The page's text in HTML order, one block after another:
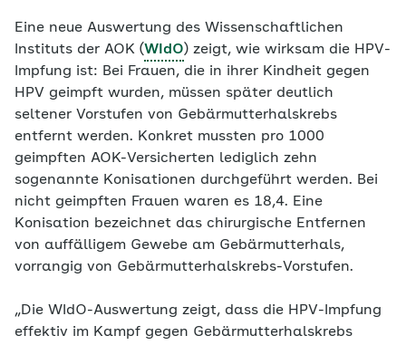
Eine neue Auswertung des Wissenschaftlichen
Instituts der AOK (WIdO) zeigt, wie wirksam die HPV-
Impfung ist: Bei Frauen, die in ihrer Kindheit gegen
HPV geimpft wurden, müssen später deutlich
seltener Vorstufen von Gebärmutterhalskrebs
entfernt werden. Konkret mussten pro 1000
geimpften AOK-Versicherten lediglich zehn
sogenannte Konisationen durchgeführt werden. Bei
nicht geimpften Frauen waren es 18,4. Eine
Konisation bezeichnet das chirurgische Entfernen
von auffälligem Gewebe am Gebärmutterhals,
vorrangig von Gebärmutterhalskrebs-Vorstufen.
„Die WIdO-Auswertung zeigt, dass die HPV-Impfung
effektiv im Kampf gegen Gebärmutterhalskrebs